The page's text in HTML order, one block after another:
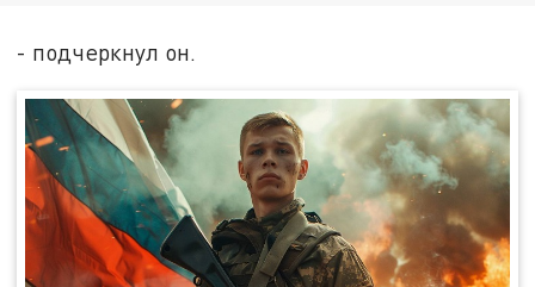
- подчеркнул он.